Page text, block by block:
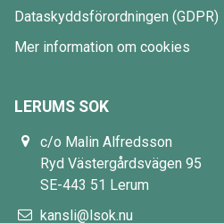
Dataskyddsförordningen (GDPR)
Mer information om cookies
LERUMS SOK
c/o Malin Alfredsson
Ryd Västergårdsvägen 95
SE-443 51 Lerum
kansli@lsok.nu